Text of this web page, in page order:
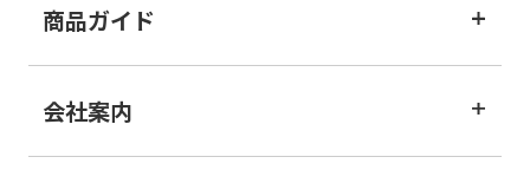
商品ガイド
会社案内